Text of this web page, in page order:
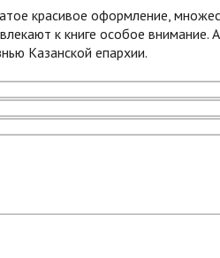
красивое оформление,
к книге особое
Казанской епархии.